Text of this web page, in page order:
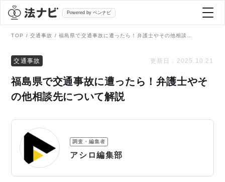
Powered by ベンナビ
全て
刑事事件
債務整理
弁護士を探す
AI Search Premium
TOP 交通事故
交通事故 更新日： 2025.10.21
福島県で交通事故に遭ったら！弁護士やそ
の他相談先について解説
調査・編集者
アシロ編集部